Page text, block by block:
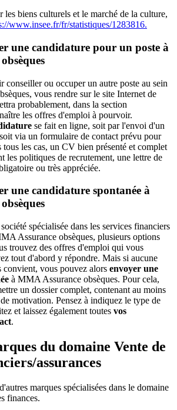
les biens culturels et le marché de la culture,
www.insee.fr/fr/statistiques/1283816.
une candidature pour un poste à
conseiller ou occuper un autre poste au sein
vous rendre sur le site Internet de
probablement, dans la section
les offres d'emploi à pourvoir.
se fait en ligne, soit par l'envoi d'un
via un formulaire de contact prévu pour
tous les cas, un CV bien présenté et complet
les politiques de recrutement, une lettre de
ou très appréciée.
une candidature spontanée à
spécialisée dans les services financiers
Assurance obsèques, plusieurs options
trouvez des offres d'emploi qui vous
tout d'abord y répondre. Mais si aucune
vous pouvez alors envoyer une
à MMA Assurance obsèques. Pour cela,
un dossier complet, contenant au moins
motivation. Pensez à indiquez le type de
et laissez également toutes vos
.
du domaine Vente de
assurances
marques spécialisées dans le domaine
finances.